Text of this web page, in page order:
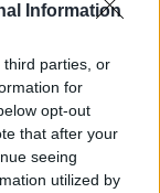
Information
third parties, or
for
opt-out
that after your
seeing
utilized by